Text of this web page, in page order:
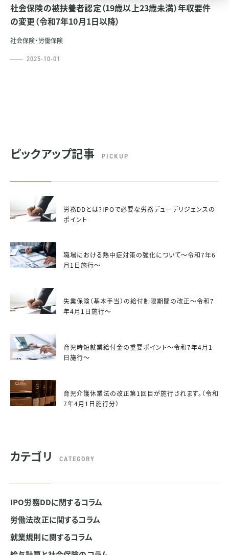
社会保険の被扶養者認定（19歳以上23歳未満）年収要件
の変更（令和7年10月1日以降）
社会保険・労働保険
2025-10-01
ピックアップ記事 PICKUP
労務DDとは?IPOで必要な労務デューデリジェンスの
ポイント
職場における熱中症対策の強化について～令和7年6
月1日施行～
失業保険（基本手当）の給付制限期間の改正～令和7
年4月1日施行～
育児時短就業給付金の重要ポイント～令和7年4月1
日施行～
育児介護休業法の改正第1回目が施行されます。（令和
7年4月1日施行分）
カテゴリ CATEGORY
IPO労務DDに関するコラム
労働法改正に関するコラム
就業規則に関するコラム